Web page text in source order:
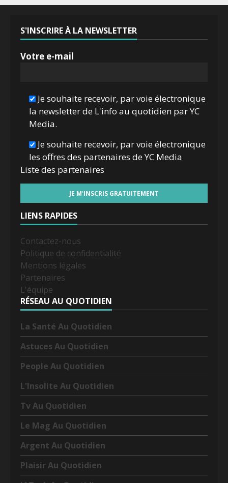
S'INSCRIRE À LA NEWSLETTER
Votre e-mail
Je souhaite recevoir, par voie électronique
la newsletter de L'info au quotidien par YC
Media.
Je souhaite recevoir, par voie électronique
les offres des partenaires de YC Media
Liste des partenaires
LIENS RAPIDES
Contactez-nous
Politique de confidentialité
Mentions légales
Partenaires
L'équipe
RÉSEAU AU QUOTIDIEN
La Santé Au Quotidien
Astuces Au Quotidien
People Au Quotidien
L'Insolite Au Quotidien
Tv Au Quotidien
Le Mag Au Quotidien
Argent Au Quotidien
Plaisir Au Quotidien